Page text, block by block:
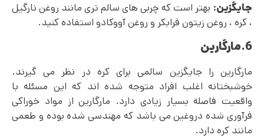
جایگزین: بهتر است که چربی های سالم تری مانند روغن نارگیل
، کره ، روغن زیتون فرابکر و روغن آووکادو استفاده کنید.
6.مارگارین
مارگارین را جایگزین سالمی برای کره در نظر می گیرند.
خوشبختانه اغلب افراد متوجه شده اند که این مسئله با
واقعیت فاصله بسیار زیادی دارد. مارگارین از مواد خوراکی
فرآوری شده دروغین می باشد که مهندسی شده بوده و طعمی
مانند کره دارد.